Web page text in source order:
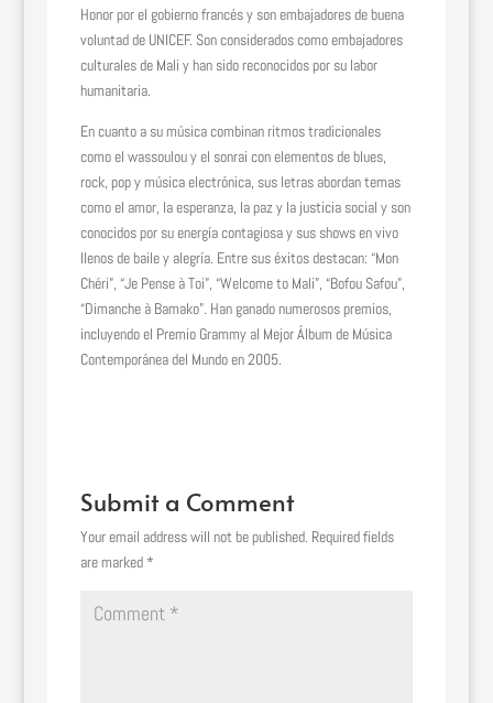
Honor por el gobierno francés y son embajadores de buena
voluntad de UNICEF. Son considerados como embajadores
culturales de Mali y han sido reconocidos por su labor
humanitaria.
En cuanto a su música combinan ritmos tradicionales
como el wassoulou y el sonrai con elementos de blues,
rock, pop y música electrónica, sus letras abordan temas
como el amor, la esperanza, la paz y la justicia social y son
conocidos por su energía contagiosa y sus shows en vivo
llenos de baile y alegría. Entre sus éxitos destacan: “Mon
Chéri”, “Je Pense à Toi”, “Welcome to Mali”, “Bofou Safou”,
“Dimanche à Bamako”. Han ganado numerosos premios,
incluyendo el Premio Grammy al Mejor Álbum de Música
Contemporánea del Mundo en 2005.
Submit a Comment
Your email address will not be published. Required fields
are marked *